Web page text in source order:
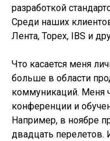
разработкой
Среди наших
Лента, Topex, IBS и
Что касается меня
больше в области
коммуникаций. Меня
конференции и
Например, в ноябре
двадцать перелетов.